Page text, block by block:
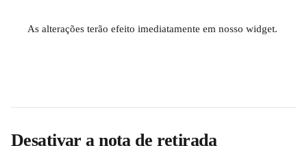
As alterações terão efeito imediatamente em nosso widget.
Desativar a nota de retirada